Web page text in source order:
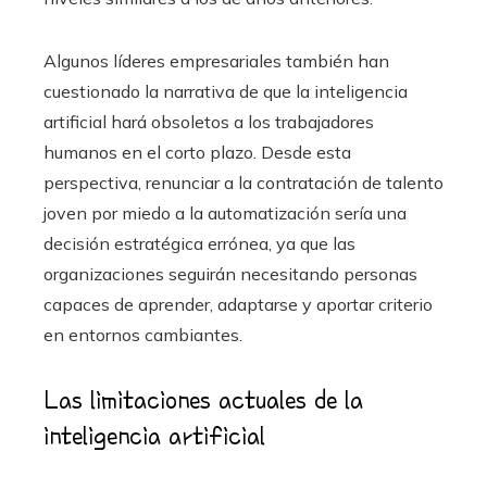
Algunos líderes empresariales también han
cuestionado la narrativa de que la inteligencia
artificial hará obsoletos a los trabajadores
humanos en el corto plazo. Desde esta
perspectiva, renunciar a la contratación de talento
joven por miedo a la automatización sería una
decisión estratégica errónea, ya que las
organizaciones seguirán necesitando personas
capaces de aprender, adaptarse y aportar criterio
en entornos cambiantes.
Las limitaciones actuales de la
inteligencia artificial